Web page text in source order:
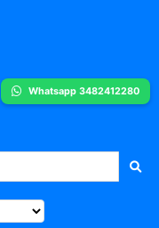
Whatsapp 3482412280